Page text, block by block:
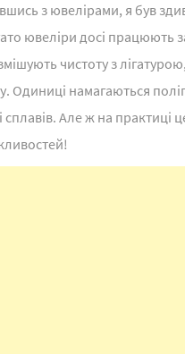
з ювелірами, я був
ювеліри досі працюють
чистоту з
Одиниці намагаються
сплавів. Але ж на практиці